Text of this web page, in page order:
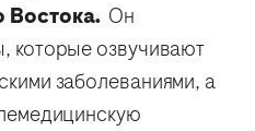
Востока.Он
которые озвучивают
заболеваниями, а